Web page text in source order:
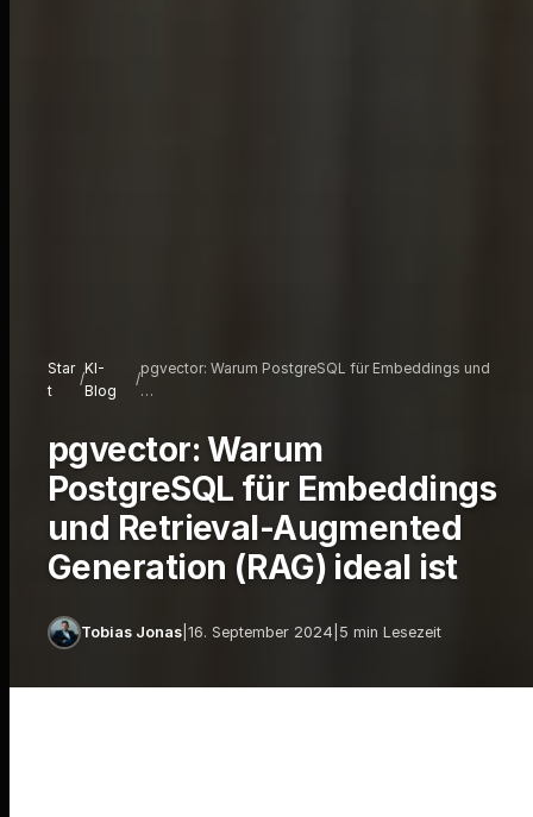
Star
t
/
KI-
Blog
/
pgvector: Warum PostgreSQL für Embeddings und
…
pgvector: Warum
PostgreSQL für Embeddings
und Retrieval-Augmented
Generation (RAG) ideal ist
Tobias Jonas 16. September 2024 5 min Lesezeit